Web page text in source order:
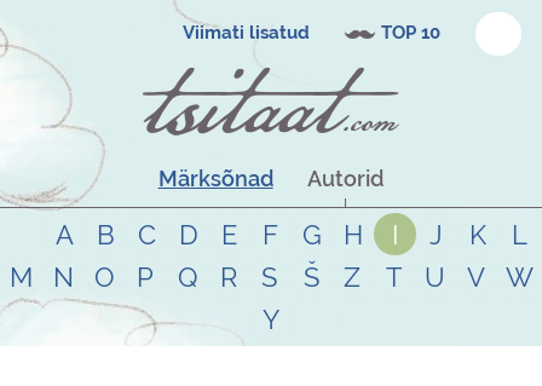
Viimati lisatud TOP 10
Märksõnad Autorid
A B C D E F G H I J K
L
M
N O P Q R S Š Z T U V
W
Y